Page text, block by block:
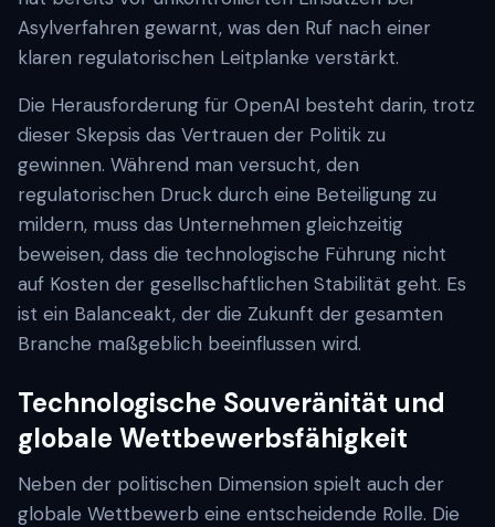
Asylverfahren gewarnt, was den Ruf nach einer
klaren regulatorischen Leitplanke verstärkt.
Die Herausforderung für OpenAI besteht darin, trotz
dieser Skepsis das Vertrauen der Politik zu
gewinnen. Während man versucht, den
regulatorischen Druck durch eine Beteiligung zu
mildern, muss das Unternehmen gleichzeitig
beweisen, dass die technologische Führung nicht
auf Kosten der gesellschaftlichen Stabilität geht. Es
ist ein Balanceakt, der die Zukunft der gesamten
Branche maßgeblich beeinflussen wird.
Technologische Souveränität und
globale Wettbewerbsfähigkeit
Neben der politischen Dimension spielt auch der
globale Wettbewerb eine entscheidende Rolle. Die